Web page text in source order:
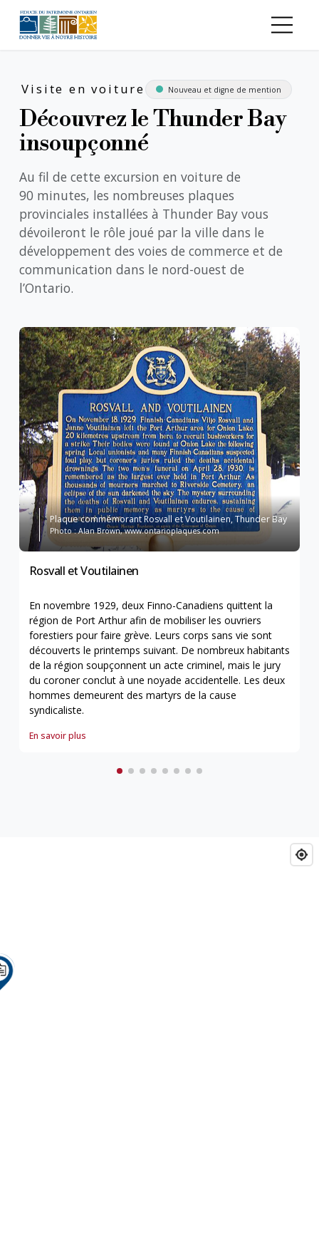
Visite en voiture Nouveau et digne de mention
Découvrez le Thunder Bay
insoupçonné
Au fil de cette excursion en voiture de
90 minutes, les nombreuses plaques
provinciales installées à Thunder Bay vous
dévoileront le rôle joué par la ville dans le
développement des voies de commerce et de
communication dans le nord-ouest de
l’Ontario.
Plaque commémorant Rosvall et Voutilainen, Thunder Bay
Photo : Alan Brown, www.ontarioplaques.com
Rosvall et Voutilainen
En novembre 1929, deux Finno-Canadiens quittent la
région de Port Arthur afin de mobiliser les ouvriers
forestiers pour faire grève. Leurs corps sans vie sont
découverts le printemps suivant. De nombreux habitants
de la région soupçonnent un acte criminel, mais le jury
du coroner conclut à une noyade accidentelle. Les deux
hommes demeurent des martyrs de la cause
syndicaliste.
En savoir plusRosvall et Voutilainen